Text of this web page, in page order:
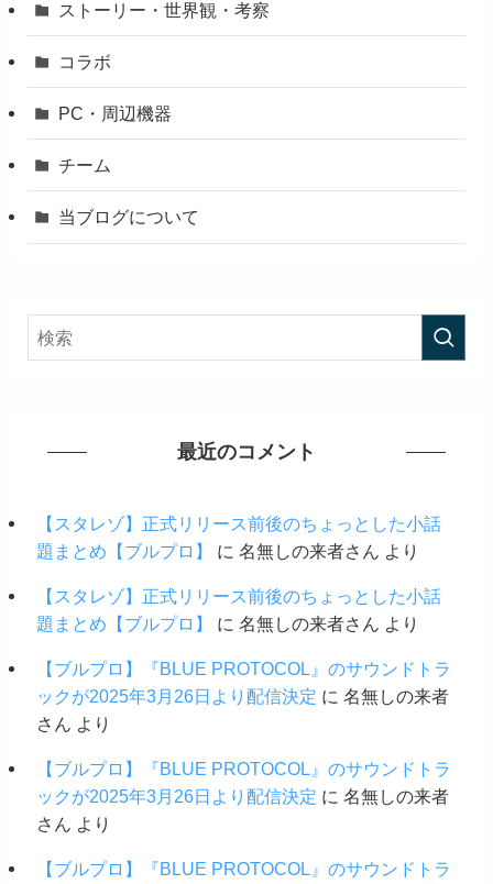
ストーリー・世界観・考察
コラボ
PC・周辺機器
チーム
当ブログについて
最近のコメント
【スタレゾ】正式リリース前後のちょっとした小話
題まとめ【ブルプロ】
に 名無しの来者さん より
【スタレゾ】正式リリース前後のちょっとした小話
題まとめ【ブルプロ】
に 名無しの来者さん より
【ブルプロ】『BLUE PROTOCOL』のサウンドトラ
ックが2025年3月26日より配信決定 に 名無しの来者
さん より
【ブルプロ】『BLUE PROTOCOL』のサウンドトラ
ックが2025年3月26日より配信決定 に 名無しの来者
さん より
【ブルプロ】『BLUE PROTOCOL』のサウンドトラ